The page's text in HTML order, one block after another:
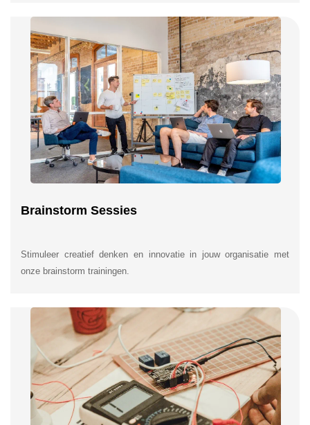
Brainstorm Sessies
Stimuleer creatief denken en innovatie in jouw organisatie met
onze brainstorm trainingen.